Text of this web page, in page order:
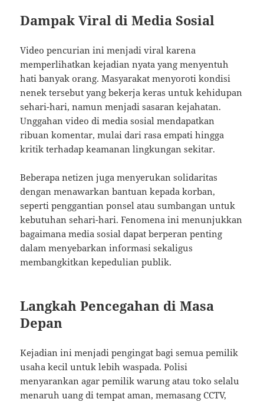
Dampak Viral di Media Sosial
Video pencurian ini menjadi viral karena
memperlihatkan kejadian nyata yang menyentuh
hati banyak orang. Masyarakat menyoroti kondisi
nenek tersebut yang bekerja keras untuk kehidupan
sehari-hari, namun menjadi sasaran kejahatan.
Unggahan video di media sosial mendapatkan
ribuan komentar, mulai dari rasa empati hingga
kritik terhadap keamanan lingkungan sekitar.
Beberapa netizen juga menyerukan solidaritas
dengan menawarkan bantuan kepada korban,
seperti penggantian ponsel atau sumbangan untuk
kebutuhan sehari-hari. Fenomena ini menunjukkan
bagaimana media sosial dapat berperan penting
dalam menyebarkan informasi sekaligus
membangkitkan kepedulian publik.
Langkah Pencegahan di Masa
Depan
Kejadian ini menjadi pengingat bagi semua pemilik
usaha kecil untuk lebih waspada. Polisi
menyarankan agar pemilik warung atau toko selalu
menaruh uang di tempat aman, memasang CCTV,